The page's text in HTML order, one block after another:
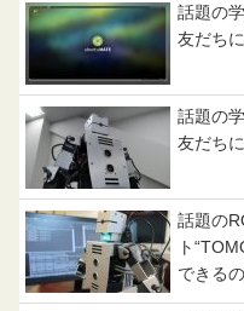
話題の
友だち
話題の
友だち
話題の
ト
できる